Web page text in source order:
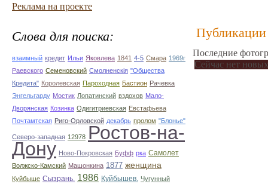
Реклама на проекте
Слова для поиска:
взаимный кредит Ильи Яковлева 1841 4-5 Смара 1969г
Раевского Семеновский Смолненскія "Общества
Кредита" Королевская Пароходная Бастион Рачевка
Энгельгарду Мостик Лопатинский вздохов Мало-
Дворянская Козинка Одигитриевская Евстафьева
Почтамтская Риго-Орловской декабрь пролом "Блонье"
Северо-западная 12978 Ростов-на-
Дону Ново-Покровская Буфф рка Самолет
Волжско-Камский Машонкина 1877 женщина
Куйбыше Сызрань. 1986 Куйбышев. Чугунный
Публикации
Последние
Сейчас нет